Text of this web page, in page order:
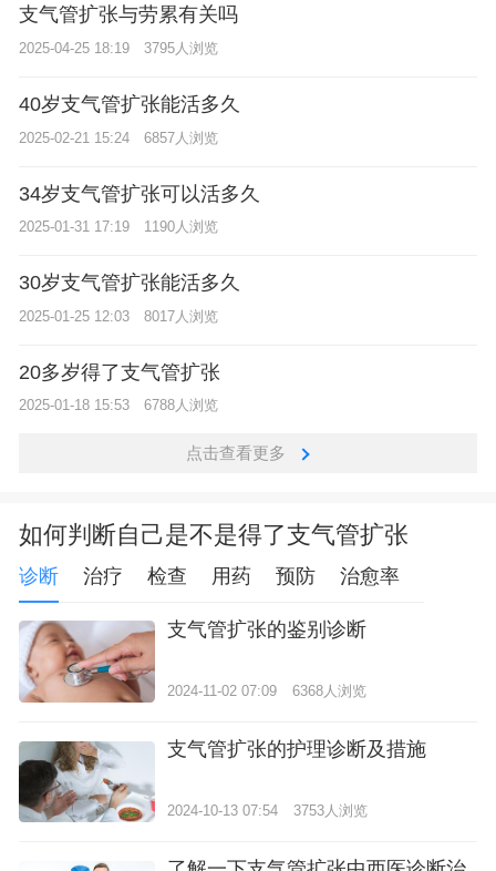
支气管扩张与劳累有关吗
2025-04-25 18:19 3795人浏览
40岁支气管扩张能活多久
2025-02-21 15:24 6857人浏览
34岁支气管扩张可以活多久
2025-01-31 17:19 1190人浏览
30岁支气管扩张能活多久
2025-01-25 12:03 8017人浏览
20多岁得了支气管扩张
2025-01-18 15:53 6788人浏览
点击查看更多
如何判断自己是不是得了支气管扩张
诊断 治疗 检查 用药 预防 治愈率
支气管扩张的鉴别诊断
2024-11-02 07:09 6368人浏览
支气管扩张的护理诊断及措施
2024-10-13 07:54 3753人浏览